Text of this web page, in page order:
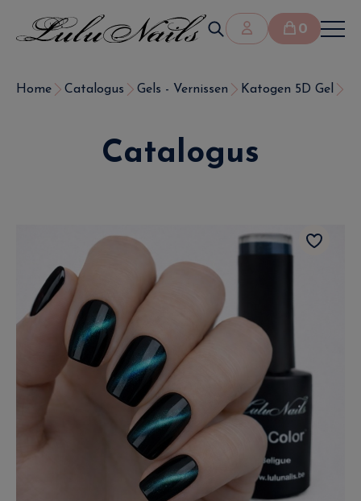
0
Home Catalogus Gels - Vernissen Katogen 5D Gel
Catalogus